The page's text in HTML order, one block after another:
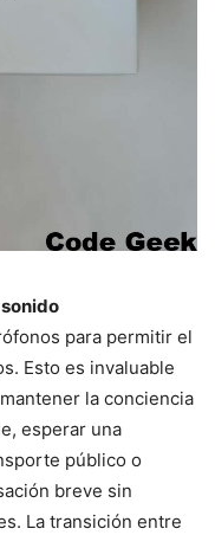
para permitir el
Esto es invaluable
la conciencia
esperar una
público o
breve sin
La transición entre